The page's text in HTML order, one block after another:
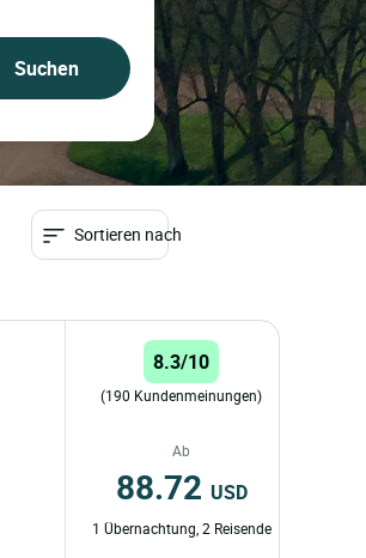
Sortieren nach
8.3/10
(190 Kundenmeinungen)
Ab
88.72 USD
1 Übernachtung, 2 Reisende